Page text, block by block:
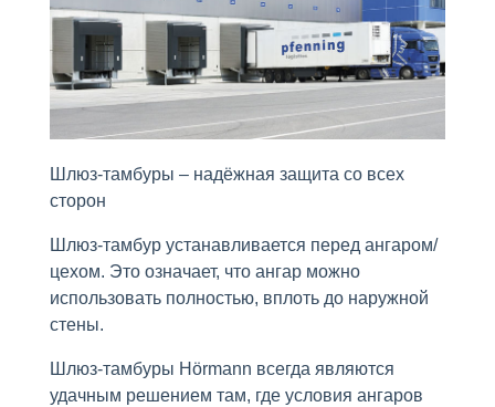
Шлюз-тамбуры – надёжная защита со всех
сторон
Шлюз-тамбур устанавливается перед ангаром/
цехом. Это означает, что ангар можно
использовать полностью, вплоть до наружной
стены.
Шлюз-тамбуры Hörmann всегда являются
удачным решением там, где условия ангаров